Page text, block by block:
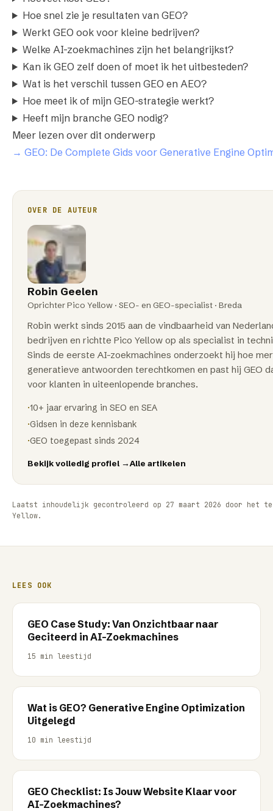
Hoe snel zie je resultaten van GEO?
Werkt GEO ook voor kleine bedrijven?
Welke AI-zoekmachines zijn het belangrijkst?
Kan ik GEO zelf doen of moet ik het uitbesteden?
Wat is het verschil tussen GEO en AEO?
Hoe meet ik of mijn GEO-strategie werkt?
Heeft mijn branche GEO nodig?
Meer lezen over dit onderwerp
→ GEO: De Complete Gids voor Generative Engine
OVER DE AUTEUR
Robin Geelen
Oprichter Pico Yellow · SEO- en GEO-specialist · Breda
Robin werkt sinds 2015 aan de vindbaarheid van
bedrijven en richtte Pico Yellow op als specialist in
Sinds de eerste AI-zoekmachines onderzoekt hij hoe
generatieve antwoorden terechtkomen en past hij GEO
voor klanten in uiteenlopende branches.
·10+ jaar ervaring in SEO en SEA
·Gidsen in deze kennisbank
·GEO toegepast sinds 2024
Bekijk volledig profiel →Alle artikelen
Laatst inhoudelijk gecontroleerd op 27 maart 2026 door het
Yellow.
LEES OOK
GEO Case Study: Van Onzichtbaar naar
Geciteerd in AI-Zoekmachines
15 min leestijd
Wat is GEO? Generative Engine Optimization
Uitgelegd
10 min leestijd
GEO Checklist: Is Jouw Website Klaar voor
AI-Zoekmachines?